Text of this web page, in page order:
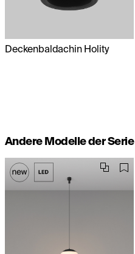
Deckenbaldachin Holity
Andere Modelle der Serie